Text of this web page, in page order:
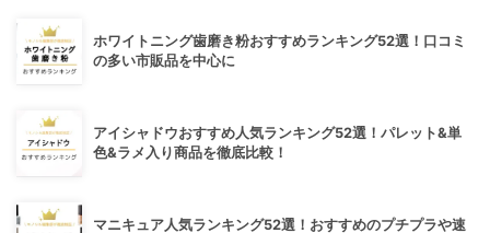
ホワイトニング歯磨き粉おすすめランキング52選！口コミ
の多い市販品を中心に
アイシャドウおすすめ人気ランキング52選！パレット&単
色&ラメ入り商品を徹底比較！
マニキュア人気ランキング52選！おすすめのプチプラや速